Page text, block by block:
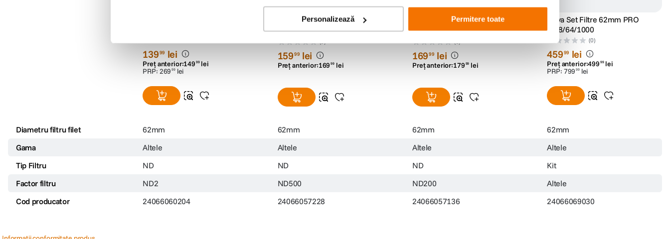
Personalizează Permitere toate
13999 lei
Preț anterior:149 99 lei
PRP: 269 99 lei
Hoya Filtru PRO ND500 62mm
15999 lei
Preț anterior:169 99 lei
Hoya Filtru PRO ND200 62mm
16999 lei
Preț anterior:179 99 lei
Hoya Set Filtre 62mm PRO
ND8/64/1000
(0)
45999 lei
Preț anterior:499 99 lei
PRP: 799 99 lei
Diametru filtru filet 62mm 62mm 62mm
62mm
Gama
Altele Altele Altele
Altele
Tip Filtru
ND ND ND
Kit
Factor filtru
ND2 ND500 ND200
Altele
Cod producator
24066060204 24066057228 24066057136 24066069030